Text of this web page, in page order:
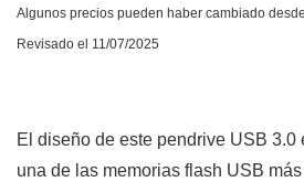
Algunos precios pueden haber cambiado
Revisado el 11/07/2025
El diseño de este pendrive USB
una de las memorias flash USB